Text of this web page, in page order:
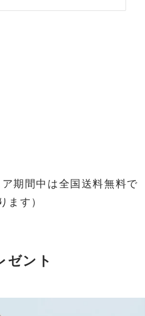
期間中は全国送料無料で
ます）
ゼント